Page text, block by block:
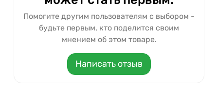
Помогите другим пользователям с выбором -
будьте первым, кто поделится своим
мнением об этом товаре.
Написать отзыв